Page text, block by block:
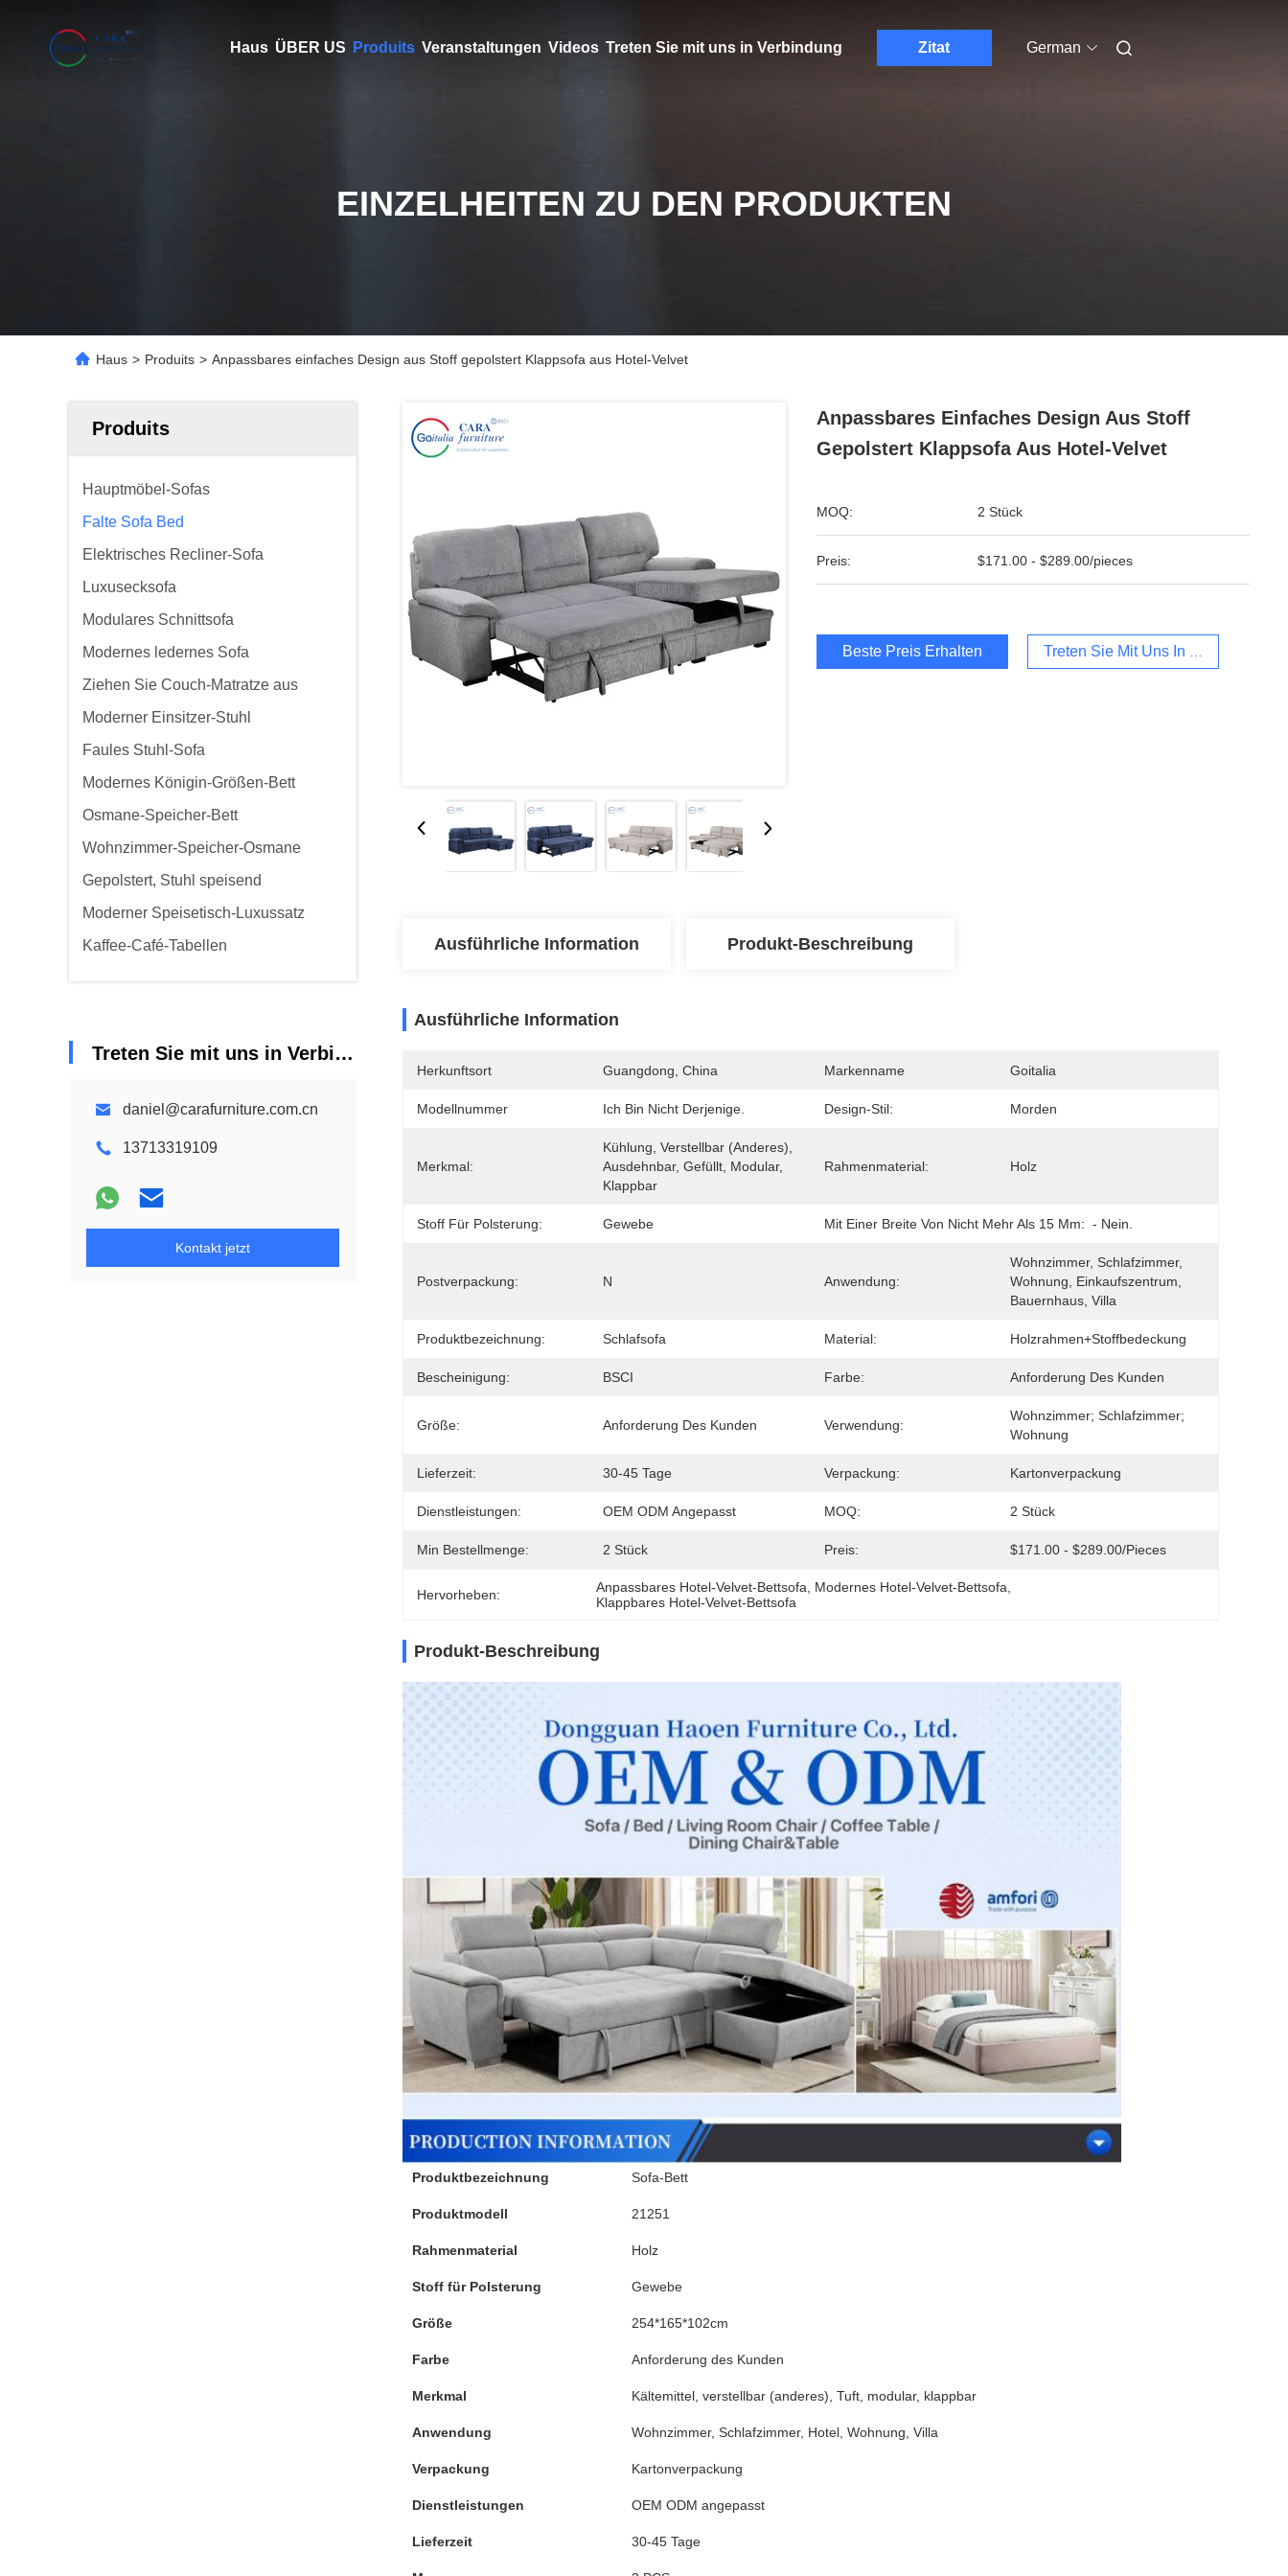
Haus ÜBER US Produits Veranstaltungen Videos Treten Sie mit uns in Verbindung Zitat German
EINZELHEITEN ZU DEN PRODUKTEN
Haus > Produits > Anpassbares einfaches Design aus Stoff gepolstert Klappsofa aus Hotel-Velvet
Produits
Hauptmöbel-Sofas
Falte Sofa Bed
Elektrisches Recliner-Sofa
Luxusecksofa
Modulares Schnittsofa
Modernes ledernes Sofa
Ziehen Sie Couch-Matratze aus
Moderner Einsitzer-Stuhl
Faules Stuhl-Sofa
Modernes Königin-Größen-Bett
Osmane-Speicher-Bett
Wohnzimmer-Speicher-Osmane
Gepolstert, Stuhl speisend
Moderner Speisetisch-Luxussatz
Kaffee-Café-Tabellen
Treten Sie mit uns in Verbindung
daniel@carafurniture.com.cn
13713319109
Kontakt jetzt
Anpassbares Einfaches Design Aus Stoff
Gepolstert Klappsofa Aus Hotel-Velvet
MOQ: 2 Stück
Preis: $171.00 - $289.00/pieces
Beste Preis Erhalten Treten Sie Mit Uns In Verbindung
Ausführliche Information Produkt-Beschreibung
Ausführliche Information
Herkunftsort Guangdong, China Markenname Goitalia
Modellnummer Ich Bin Nicht Derjenige. Design-Stil: Morden
Merkmal:
Kühlung, Verstellbar (anderes),
Ausdehnbar, Gefüllt, Modular,
Klappbar
Rahmenmaterial: Holz
Stoff Für Polsterung: Gewebe Mit Einer Breite Von Nicht Mehr Als 15 Mm: - Nein.
Postverpackung: N Anwendung:
Wohnzimmer, Schlafzimmer,
Wohnung, Einkaufszentrum,
Bauernhaus, Villa
Produktbezeichnung: Schlafsofa Material: Holzrahmen+Stoffbedeckung
Bescheinigung: BSCI Farbe: Anforderung Des Kunden
Größe: Anforderung Des Kunden Verwendung:
Wohnzimmer; Schlafzimmer;
Wohnung
Lieferzeit: 30-45 Tage Verpackung: Kartonverpackung
Dienstleistungen: OEM ODM Angepasst MOQ: 2 Stück
Min Bestellmenge: 2 Stück Preis: $171.00 - $289.00/pieces
Hervorheben: Anpassbares Hotel-Velvet-Bettsofa Modernes Hotel-Velvet-Bettsofa
Klappbares Hotel-Velvet-Bettsofa
Produkt-Beschreibung
Produktbezeichnung Sofa-Bett
Produktmodell 21251
Rahmenmaterial Holz
Stoff für Polsterung Gewebe
Größe 254*165*102cm
Farbe Anforderung des Kunden
Merkmal Kältemittel, verstellbar (anderes), Tuft, modular, klappbar
Anwendung Wohnzimmer, Schlafzimmer, Hotel, Wohnung, Villa
Verpackung Kartonverpackung
Dienstleistungen OEM ODM angepasst
Lieferzeit 30-45 Tage